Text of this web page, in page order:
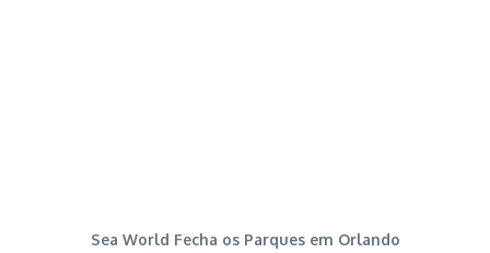
Sea World Fecha os Parques em Orlando